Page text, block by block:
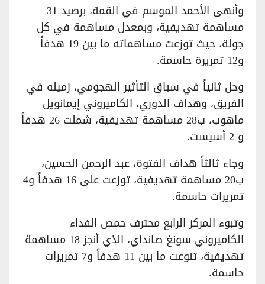
وأنهى الأحمد الموسم في القمة، برصيد 31
مساهمة تهديفية، وبمعدل مساهمة في كل
جولة، حيث توزعت مساهماته ما بين 19 هدفاً
و12 تمريرة حاسمة.
وحل ثانياً في سباق التأثير الهجومي، زميله في
الفريق، وهداف الدوري، الكاميروني إيمانويل
ماهوب، ب28 مساهمة تهديفية، شملت 26 هدفاً
و 2 أسيست.
وجاء ثالثاً هداف الفتوة، عبد الرحمن الحسين،
ب20 مساهمة تهديفية، توزعت على 16 هدفاً و4
تمريرات حاسمة.
وتبوء المركز الرابع محترف حمص الفداء
الكاميروني سونغ صانداي، الذي أنجز 18 مساهمة
تهديفية، تنوعت ما بين 11 هدفاً و7 تمريرات
حاسمة.